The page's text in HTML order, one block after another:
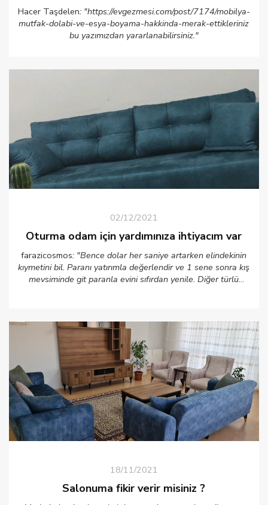
Hacer Taşdelen: "https://evgezmesi.com/post/7174/mobilya-
mutfak-dolabi-ve-esya-boyama-hakkinda-merak-ettikleriniz
bu yazımızdan yararlanabilirsiniz."
02/12/2021
Oturma odam için yardımınıza ihtiyacım var
farazicosmos: "Bence dolar her saniye artarken elindekinin
kıymetini bil. Paranı yatırımla değerlendir ve 1 sene sonra kış
mevsiminde git paranla evini sıfırdan yenile. Diğer türlü
18/11/2021
Salonuma fikir verir misiniz ?